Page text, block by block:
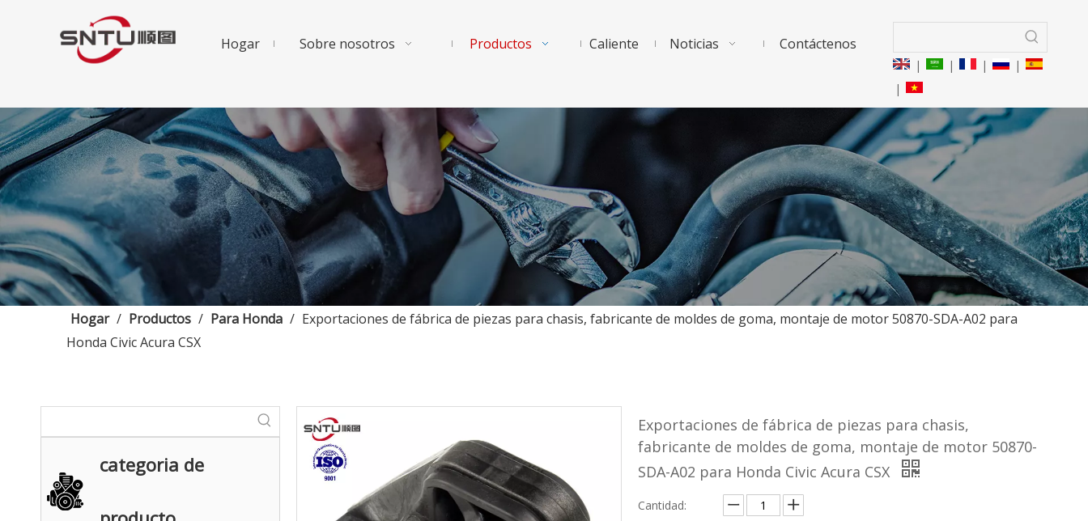
Hogar Sobre nosotros Productos Caliente Noticias Contáctenos
| | |
|
|
Hogar / Productos / Para Honda / Exportaciones de fábrica de piezas para chasis, fabricante de moldes de goma, montaje de motor 50870-SDA-A02 para
Honda Civic Acura CSX
categoria de
Exportaciones de fábrica de piezas para chasis,
fabricante de moldes de goma, montaje de motor 50870-
SDA-A02 para Honda Civic Acura CSX
Cantidad: